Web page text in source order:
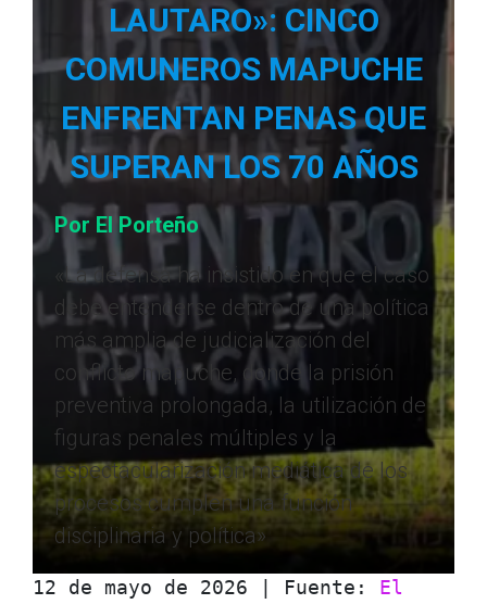
LAUTARO»: CINCO
COMUNEROS MAPUCHE
ENFRENTAN PENAS QUE
SUPERAN LOS 70 AÑOS
Por El Porteño
«La defensa ha insistido en que el caso
debe entenderse dentro de una política
más amplia de judicialización del
conflicto mapuche, donde la prisión
preventiva prolongada, la utilización de
figuras penales múltiples y la
espectacularización mediática de los
procesos cumplen una función
disciplinaria y política»
12 de mayo de 2026 | Fuente:
El